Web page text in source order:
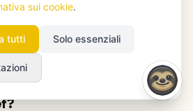
brief, senza lasciarli
singolo.
può aiutare con i
sui cookie.
tutti Solo essenziali